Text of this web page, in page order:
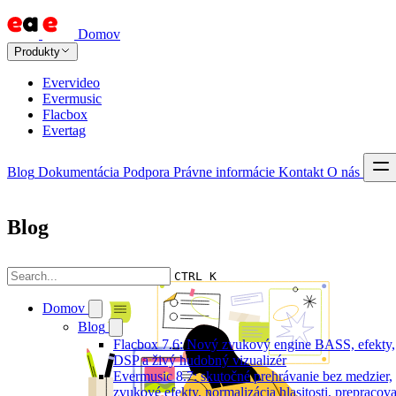
Domov
Produkty
Evervideo
Evermusic
Flacbox
Evertag
Blog Dokumentácia Podpora Právne informácie Kontakt O nás
CTRL K
Domov
Blog
Flacbox 7.6: Nový zvukový engine BASS, efekty,
DSP a živý hudobný vizualizér
Evermusic 8.7: skutočné prehrávanie bez medzier,
zvukové efekty, normalizácia hlasitosti,
Blog